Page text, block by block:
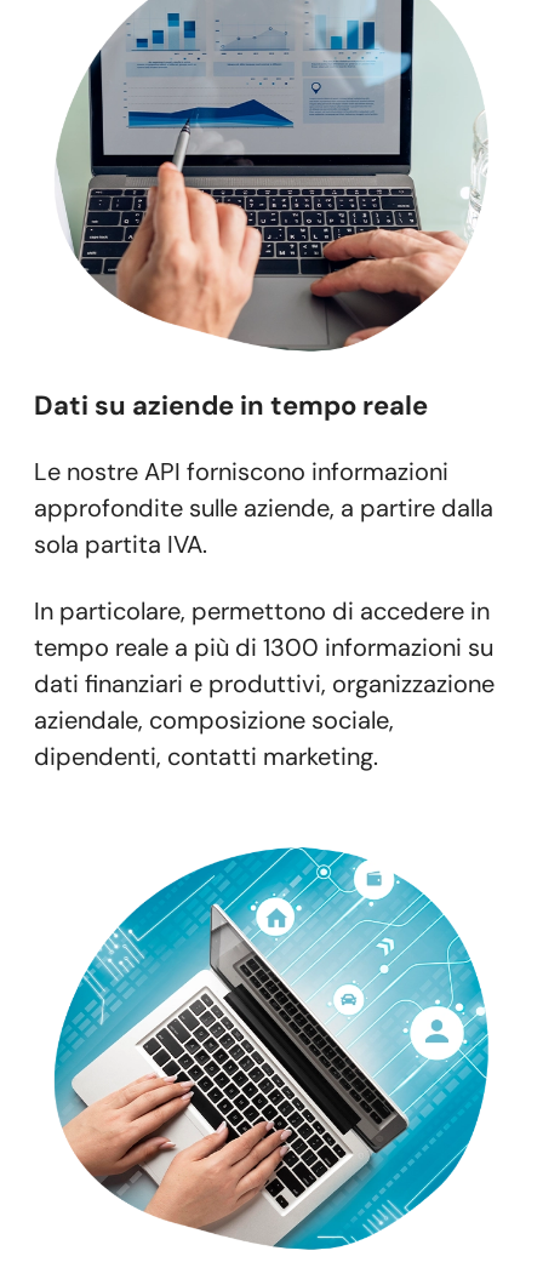
Dati su aziende in tempo reale
Le nostre API forniscono informazioni
approfondite sulle aziende, a partire dalla
sola partita IVA.
In particolare, permettono di accedere in
tempo reale a più di 1300 informazioni su
dati finanziari e produttivi, organizzazione
aziendale, composizione sociale,
dipendenti, contatti marketing.